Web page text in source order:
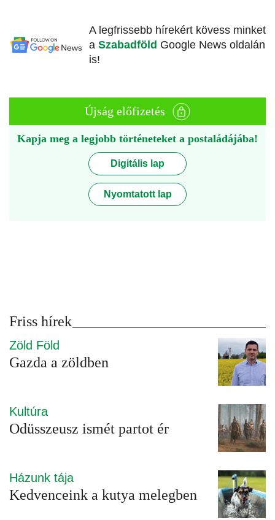
A legfrissebb hírekért kövess minket
a Szabadföld Google News oldalán
is!
Újság előfizetés
Kapja meg a legjobb történeteket a postaládájába!
Digitális lap
Nyomtatott lap
Friss hírek
Zöld Föld
Gazda a zöldben
Kultúra
Odüsszeusz ismét partot ér
Házunk tája
Kedvenceink a kutya melegben